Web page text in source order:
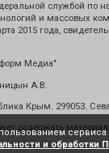
службой по
и массовых
2015 года,
Медиа"
А.В.
Крым. 299053.
содержать
и обработки